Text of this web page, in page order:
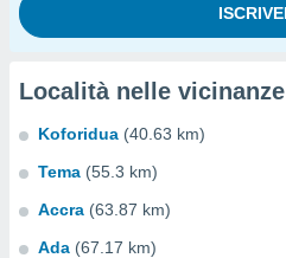
Località nelle vicinanze
Koforidua (40.63 km)
Tema (55.3 km)
Accra (63.87 km)
Ada (67.17 km)